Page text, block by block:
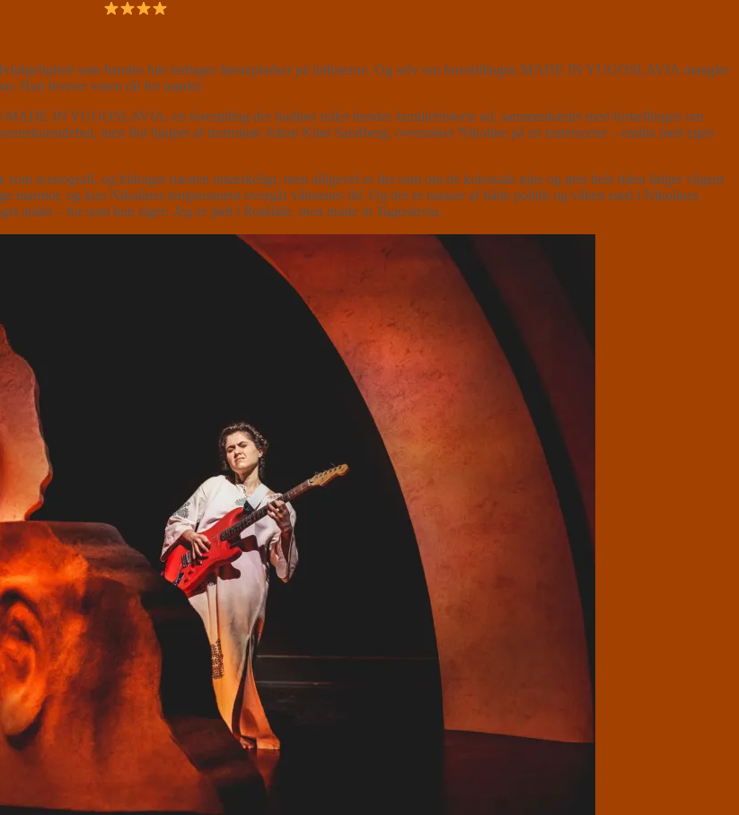
som hendes hits indtager førstepladser på hitlisterne. Og selv om forestillingen MADE IN YUGOSLAVIA mangler
Hun leverer varen råt for usødet.
MADE IN YUGOSLAVIA, en forestilling der hudløst ruller hendes familiehistorie ud, sammenkædet med fortællingen om
men flot hjulpet af instruktør Johan Klint Sandberg, overrasker Nikoline på en teaterscene – endda med egen
scenografi, og bidrager næsten umærkeligt, men alligevel er det som om de kolossale øjne og ører hele tiden følger vågent
og kun Nikolines temperament overgår våbnenes ild. Og der er masser af både politik og våben med i Nikolines
andet – for som hun siger: Jeg er født i Roskilde, men made in Yugoslavia.